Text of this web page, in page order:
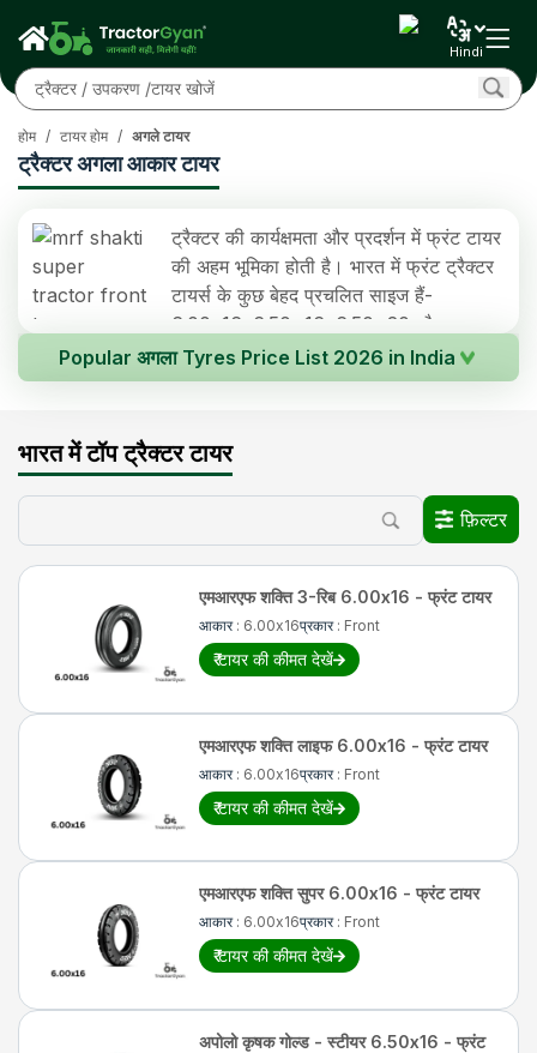
Hindi
ट्रैक्टर अगला आकार टायर
होम / टायर होम / अगले टायर
ट्रैक्टर की कार्यक्षमता और प्रदर्शन में फ्रंट टायर
की अहम भूमिका होती है। भारत में फ्रंट ट्रैक्टर
टायर्स के कुछ बेहद प्रचलित साइज हैं-
6.00x16, 6.50x16, 6.50x20 और
7.50x16। इन टायरों की कीमत ब्रांड और फीचर्स के हिसाब से
अलग-अलग हो सकती है। भारत में फ्रंट ट्रैक्टर टायर्स बनाने वाले
सीएट आदि। बाजार में उपलब्ध इन ब्रांड्स के कुछ लोकप्रिय फ्रंट
टायर मॉडल्स हैं एमआरएफ शक्ति सुपर, गुडईयर वज्र सुपर, बीकेटी
कमांडर, अपोलो कृषक प्रीमियम, टीवीएस यूरोग्रिप टीएफ, और सीएट
Popular अगला Tyres Price List 2026 in India
एमआरएफ शक्ति सुपर 6.00x16 - फ्रंट
टायर
अपोलो कृषक प्रीमियम सीआर 6.00x16
6.00x16 Rs. 3,540*
गुड ईयर वज्र सुपर 6.00x16 - आगे का
टायर
6.00x16
एमआरएफ शक्ति लाइफ 6.00x16 - फ्रंट
6.00x16 Rs. 4,100*
*कीमत राज्य के अनुसार बदल सकती है, अपने शहर की कीमत जानने के लिए देखें
भारत में टॉप ट्रैक्टर टायर
फ़िल्टर
एमआरएफ शक्ति 3-रिब 6.00x16 - फ्रंट टायर
आकार : 6.00x16प्रकार : Front
₹टायर की कीमत देखें
एमआरएफ शक्ति लाइफ 6.00x16 - फ्रंट टायर
आकार : 6.00x16प्रकार : Front
₹टायर की कीमत देखें
एमआरएफ शक्ति सुपर 6.00x16 - फ्रंट टायर
आकार : 6.00x16प्रकार : Front
₹टायर की कीमत देखें
अपोलो कृषक गोल्ड - स्टीयर 6.50x16 - फ्रंट